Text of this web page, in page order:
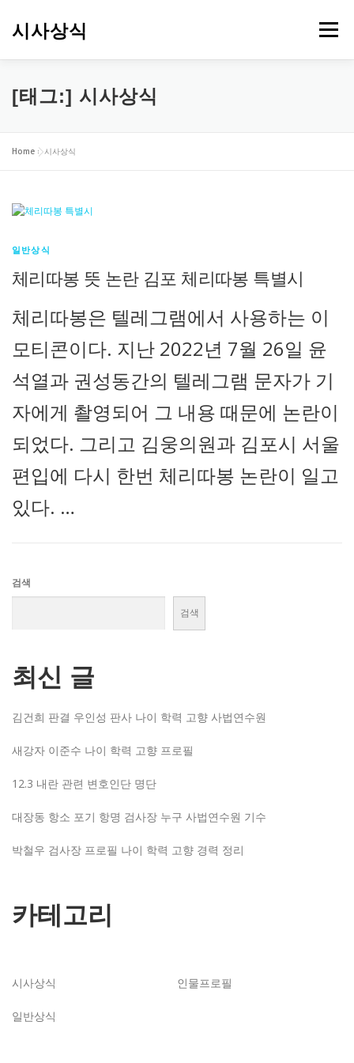
시사상식 메뉴
[태그:] 시사상식
Home »시사상식
일반상식
체리따봉 뜻 논란 김포 체리따봉 특별시
체리따봉은 텔레그램에서 사용하는 이
모티콘이다. 지난 2022년 7월 26일 윤
석열과 권성동간의 텔레그램 문자가 기
자에게 촬영되어 그 내용 때문에 논란이
되었다. 그리고 김웅의원과 김포시 서울
편입에 다시 한번 체리따봉 논란이 일고
있다. …
검색
검색
최신 글
김건희 판결 우인성 판사 나이 학력 고향 사법연수원
새강자 이준수 나이 학력 고향 프로필
12.3 내란 관련 변호인단 명단
대장동 항소 포기 항명 검사장 누구 사법연수원 기수
박철우 검사장 프로필 나이 학력 고향 경력 정리
카테고리
시사상식 인물프로필
일반상식